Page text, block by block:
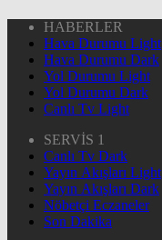
HABERLER
Hava Durumu Light
Hava Durumu Dark
Yol Durumu Light
Yol Durumu Dark
Canlı Tv Light
SERVİS 1
Canlı Tv Dark
Yayın Akışları Light
Yayın Akışları Dark
Nöbetçi Eczaneler
Son Dakika